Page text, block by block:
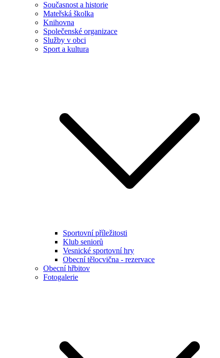
Současnost a historie
Mateřská školka
Knihovna
Společenské organizace
Služby v obci
Sport a kultura
Sportovní příležitosti
Klub seniorů
Vesnické sportovní hry
Obecní tělocvična - rezervace
Obecní hřbitov
Fotogalerie